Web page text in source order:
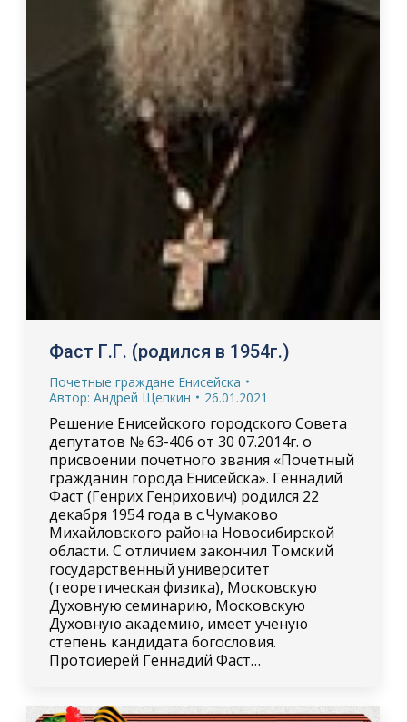
Фаст Г.Г. (родился в 1954г.)
Почетные граждане Енисейска
Автор: Андрей Щепкин 26.01.2021
Решение Енисейского городского Совета
депутатов № 63-406 от 30 07.2014г. о
присвоении почетного звания «Почетный
гражданин города Енисейска». Геннадий
Фаст (Генрих Генрихович) родился 22
декабря 1954 года в с.Чумаково
Михайловского района Новосибирской
области. С отличием закончил Томский
государственный университет
(теоретическая физика), Московскую
Духовную семинарию, Московскую
Духовную академию, имеет ученую
степень кандидата богословия.
Протоиерей Геннадий Фаст…